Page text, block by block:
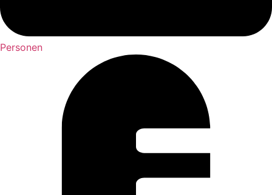
Personen